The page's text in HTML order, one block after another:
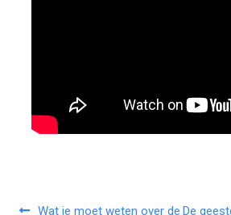
Wat je moet weten over de De